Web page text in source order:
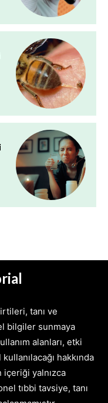
tanı ve
bilgiler sunmaya
alanları, etki
hakkında
yalnızca
tıbbi tavsiye, tanı